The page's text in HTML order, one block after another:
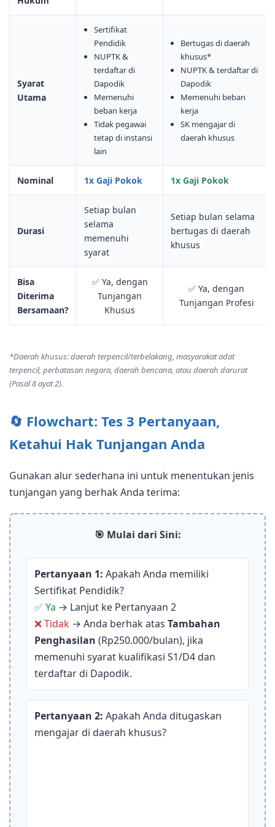
Syarat
Utama
Sertifikat
Pendidik
NUPTK &
terdaftar di
Dapodik
Memenuhi
beban kerja
Tidak pegawai
tetap di instansi
lain
Bertugas di daerah
khusus*
NUPTK & terdaftar di
Dapodik
Memenuhi beban
kerja
SK mengajar di
daerah khusus
Nominal 1x Gaji Pokok 1x Gaji Pokok
Durasi
Setiap bulan
selama
memenuhi
syarat
Setiap bulan selama
bertugas di daerah
khusus
Bisa
Diterima
Bersamaan?
✅ Ya, dengan
Tunjangan
Khusus
✅ Ya, dengan
Tunjangan Profesi
*Daerah khusus: daerah terpencil/terbelakang, masyarakat adat
terpencil, perbatasan negara, daerah bencana, atau daerah darurat
(Pasal 8 ayat 2).
🔄 Flowchart: Tes 3 Pertanyaan,
Ketahui Hak Tunjangan Anda
Gunakan alur sederhana ini untuk menentukan jenis
tunjangan yang berhak Anda terima:
🎯 Mulai dari Sini:
Pertanyaan 1: Apakah Anda memiliki
Sertifikat Pendidik?
✅ Ya → Lanjut ke Pertanyaan 2
❌ Tidak→ Anda berhak atas Tambahan
Penghasilan (Rp250.000/bulan), jika
memenuhi syarat kualifikasi S1/D4 dan
terdaftar di Dapodik.
Pertanyaan 2: Apakah Anda ditugaskan
mengajar di daerah khusus?